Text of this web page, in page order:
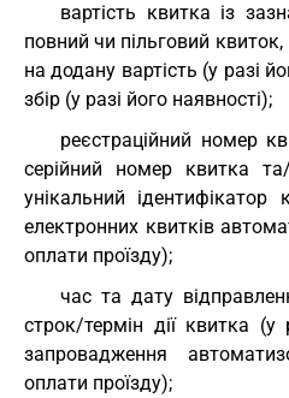
вартість квитка із
повний чи пільговий
на додану вартість (у разі
збір (у разі його наявності);
реєстраційний номер
серійний номер квитка
унікальний
електронних квитків
оплати проїзду);
час та дату
строк/термін дії квитка (у
запровадження
оплати проїзду);